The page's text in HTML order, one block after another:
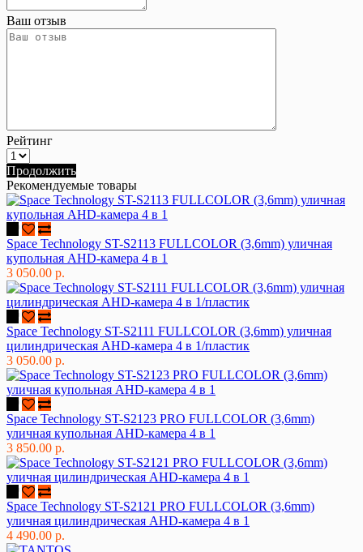
Ваш отзыв
Рейтинг
Продолжить
Рекомендуемые товары
Space Technology ST-S2113 FULLCOLOR (3,6mm) уличная
купольная AHD-камера 4 в 1
3 050.00 р.
Space Technology ST-S2111 FULLCOLOR (3,6mm) уличная
цилиндрическая AHD-камера 4 в 1/пластик
3 050.00 р.
Space Technology ST-S2123 PRO FULLCOLOR (3,6mm)
уличная купольная AHD-камера 4 в 1
3 850.00 р.
Space Technology ST-S2121 PRO FULLCOLOR (3,6mm)
уличная цилиндрическая AHD-камера 4 в 1
4 490.00 р.